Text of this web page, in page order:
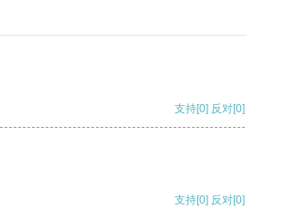
支持[0] 反对[0]
支持[0] 反对[0]